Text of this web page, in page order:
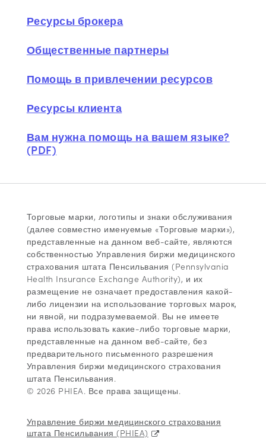
Ресурсы брокера
Общественные партнеры
Помощь в привлечении ресурсов
Ресурсы клиента
Вам нужна помощь на вашем языке?
(PDF)
Торговые марки, логотипы и знаки обслуживания
(далее совместно именуемые «Торговые марки»),
представленные на данном веб-сайте, являются
собственностью Управления биржи медицинского
страхования штата Пенсильвания (Pennsylvania
Health Insurance Exchange Authority), и их
размещение не означает предоставления какой-
либо лицензии на использование торговых марок,
ни явной, ни подразумеваемой. Вы не имеете
права использовать какие-либо торговые марки,
представленные на данном веб-сайте, без
предварительного письменного разрешения
Управления биржи медицинского страхования
штата Пенсильвания.
© 2026 PHIEA. Все права защищены.
Управление биржи медицинского страхования
штата Пенсильвания (PHIEA)